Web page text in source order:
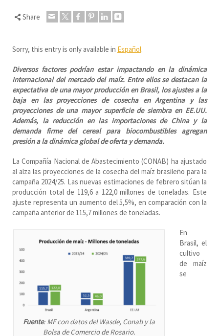
Share
Sorry, this entry is only available in Español.
Diversos factores podrían estar impactando en la dinámica
internacional del mercado del maíz. Entre ellos se destacan la
expectativa de una mayor producción en Brasil, los ajustes a la
baja en las proyecciones de cosecha en Argentina y las
proyecciones de una mayor superficie de siembra en EE.UU.
Además, la reducción en las importaciones de China y la
demanda firme del cereal para biocombustibles agregan
presión a la dinámica global de oferta y demanda.
La Compañía Nacional de Abastecimiento (CONAB) ha ajustado
al alza las proyecciones de la cosecha del maíz brasileño para la
campaña 2024/25. Las nuevas estimaciones de febrero sitúan la
producción total de 119,6 a 122,0 millones de toneladas. Este
ajuste representa un aumento del 5,5%, en comparación con la
campaña anterior de 115,7 millones de toneladas.
Fuente: MF con datos del Wasde, Conab y la
Bolsa de Comercio de Rosario.
En
Brasil, el
cultivo
de maíz
se